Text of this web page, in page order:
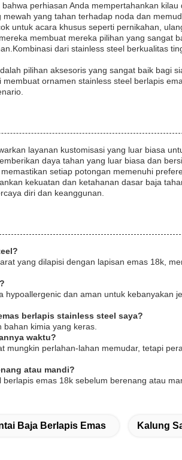
perhiasan Anda mempertahankan
yang tahan terhadap noda dan
untuk acara khusus seperti pernikahan,
membuat mereka pilihan yang sangat
dari stainless steel berkualitas
pilihan aksesoris yang sangat baik bagi
ornamen stainless steel berlapis
layanan kustomisasi yang luar biasa
daya tahan yang luar biasa dan
setiap potongan memenuhi
kekuatan dan ketahanan dasar baja
diri dan keanggunan.
yang dilapisi dengan lapisan emas 18k,
dan aman untuk kebanyakan
berlapis stainless steel saya?
kimia yang keras.
waktu?
mungkin perlahan-lahan memudar, tetapi
atau mandi?
emas 18k sebelum berenang atau
Baja Berlapis Emas Kalung